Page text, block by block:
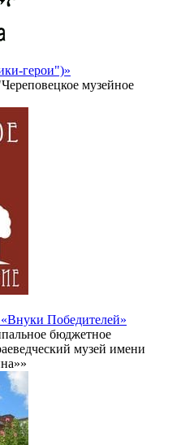
герои")»
музейное
Победителей»
бюджетное
музей имени